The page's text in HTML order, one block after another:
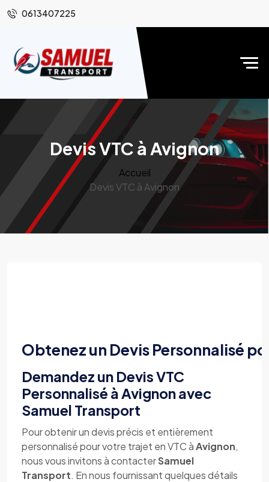
0613407225
Devis VTC à Avignon
Accueil
Devis VTC à Avignon
Obtenez un Devis Personnalisé
Demandez un Devis VTC
Personnalisé à Avignon avec
Samuel Transport
Pour obtenir un devis précis et entièrement
personnalisé pour votre trajet en VTC àAvignon,
nous vous invitons à contacterSamuel
Transport. En nous fournissant quelques détails